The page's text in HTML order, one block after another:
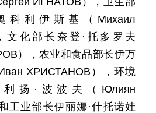
科利伊斯基（Михаил
化部长奈登·托多罗夫
），农业和食品部长伊万
ХРИСТАНОВ），环境
扬·波波夫（Юлиян
业部长伊丽娜·什托诺娃